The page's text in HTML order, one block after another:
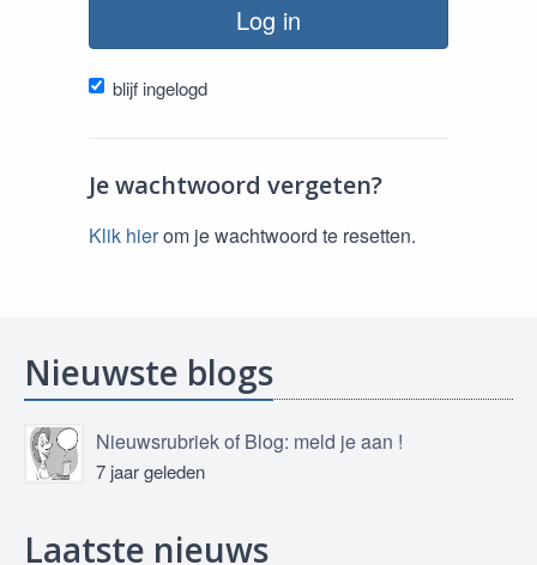
Log in
blijf ingelogd
Je wachtwoord vergeten?
Klik hierom je wachtwoord te resetten.
Nieuwste blogs
Nieuwsrubriek of Blog: meld je aan !
7 jaar geleden
Laatste nieuws